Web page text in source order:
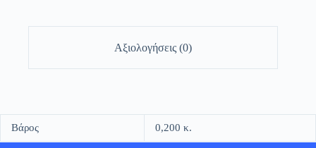
Αξιολογήσεις (0)
Βάρος 0,200 κ.